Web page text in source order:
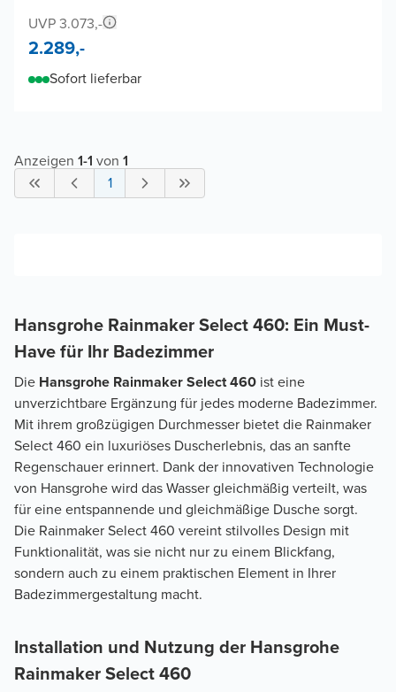
UVP 3.073,-
2.289,-
Sofort lieferbar
Anzeigen 1-1 von 1
1
Hansgrohe Rainmaker Select 460: Ein Must-
Have für Ihr Badezimmer
Die Hansgrohe Rainmaker Select 460 ist eine
unverzichtbare Ergänzung für jedes moderne Badezimmer.
Mit ihrem großzügigen Durchmesser bietet die Rainmaker
Select 460 ein luxuriöses Duscherlebnis, das an sanfte
Regenschauer erinnert. Dank der innovativen Technologie
von Hansgrohe wird das Wasser gleichmäßig verteilt, was
für eine entspannende und gleichmäßige Dusche sorgt.
Die Rainmaker Select 460 vereint stilvolles Design mit
Funktionalität, was sie nicht nur zu einem Blickfang,
sondern auch zu einem praktischen Element in Ihrer
Badezimmergestaltung macht.
Installation und Nutzung der Hansgrohe
Rainmaker Select 460